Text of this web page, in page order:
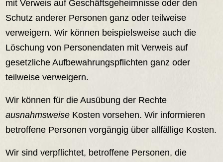
mit Verweis auf Geschäftsgeheimnisse oder den
Schutz anderer Personen ganz oder teilweise
verweigern. Wir können beispielsweise auch die
Löschung von Personendaten mit Verweis auf
gesetzliche Aufbewahrungspflichten ganz oder
teilweise verweigern.
Wir können für die Ausübung der Rechte
ausnahmsweise Kosten vorsehen. Wir informieren
betroffene Personen vorgängig über allfällige Kosten.
Wir sind verpflichtet, betroffene Personen, die